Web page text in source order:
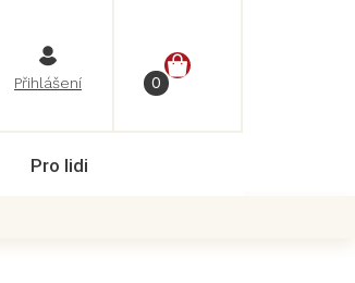
NÁKUPNÍ
Pro lidi